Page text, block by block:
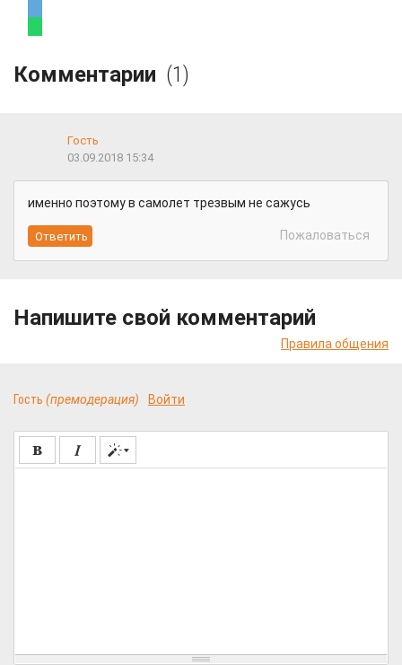
Комментарии (1)
Гость
03.09.2018 15:34
именно поэтому в самолет трезвым не сажусь
Пожаловаться
Напишите свой комментарий
Правила общения
Гость (премодерация) Войти